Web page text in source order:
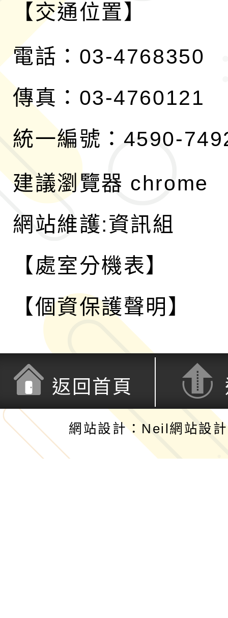
【交通位置】
電話：03-4768350
傳真：03-4760121
統一編號：4590-
建議瀏覽器 chrome
網站維護:資訊組
【處室分機表】
【個資保護聲明】
返回首頁
網站設計：Neil網站設